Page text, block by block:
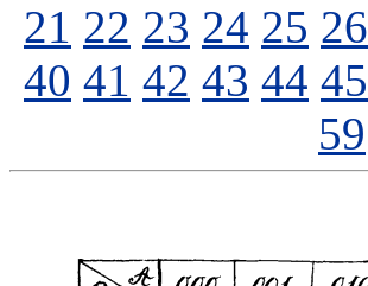
21 22 23 24 25 26
40 41 42 43 44 45
59